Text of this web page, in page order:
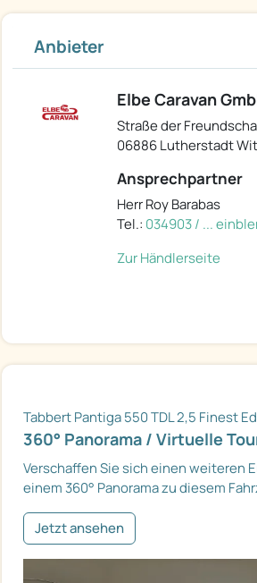
Anbieter
Elbe Caravan
Straße der
06886 Lutherstadt
Ansprechpartner
Herr Roy Barabas
Tel.: 034903 / ...
Zur Händlerseite
Tabbert Pantiga 550 TDL 2,5 Finest
360° Panorama / Virtuelle
Verschaffen Sie sich einen weiteren
einem 360° Panorama zu diesem
Jetzt ansehen